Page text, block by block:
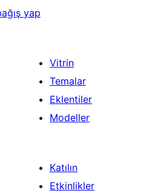
yap
Vitrin
Temalar
Eklentiler
Modeller
Katılın
Etkinlikler